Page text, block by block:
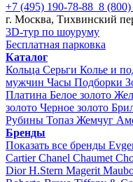
+7 (495) 190-78-88 8
г. Москва, Тихвинский
3D-тур по шоуруму
Бесплатная парковка
Каталог
Кольца Серьги Колье и
мужчин Часы Подборки
Платина Белое золото
золото Черное золото
Рубины Топаз Жемчуг
Бренды
Показать все бренды
CartierChanel Chaumet
DiorH.Stern Magerit